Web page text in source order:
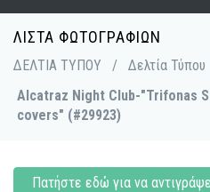
ΛΊΣΤΑ ΦΩΤΟΓΡΑΦΙΏΝ
ΔΕΛΤΙΑ ΤΥΠΟΥ / Δελτία Τύπου
Alcatraz Night Club-"Trifonas
covers" (#29923)
Πατήστε εδώ για να